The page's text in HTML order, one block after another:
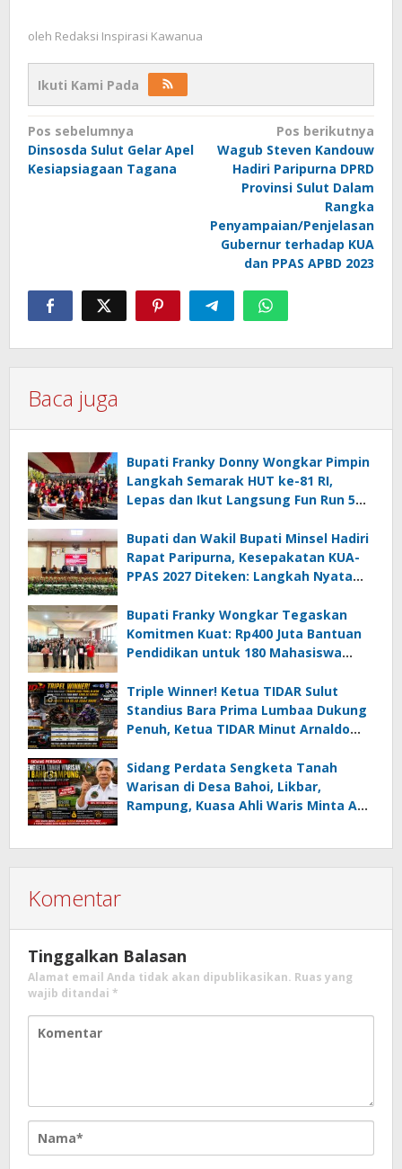
oleh Redaksi Inspirasi Kawanua
Ikuti Kami Pada
Navigasi
pos
Pos sebelumnya
Dinsosda Sulut Gelar Apel
Kesiapsiagaan Tagana
Pos berikutnya
Wagub Steven Kandouw
Hadiri Paripurna DPRD
Provinsi Sulut Dalam
Rangka
Penyampaian/Penjelasan
Gubernur terhadap KUA
dan PPAS APBD 2023
Baca juga
Bupati Franky Donny Wongkar Pimpin
Langkah Semarak HUT ke-81 RI,
Lepas dan Ikut Langsung Fun Run 5
Bupati dan Wakil Bupati Minsel Hadiri
Rapat Paripurna, Kesepakatan KUA-
PPAS 2027 Diteken: Langkah Nyata
Bupati Franky Wongkar Tegaskan
Komitmen Kuat: Rp400 Juta Bantuan
Pendidikan untuk 180 Mahasiswa
Triple Winner! Ketua TIDAR Sulut
Standius Bara Prima Lumbaa Dukung
Penuh, Ketua TIDAR Minut Arnaldo
05 MC JOE Sapu Bersih Tiga Gelar
Juara Umum
Sidang Perdata Sengketa Tanah
Warisan di Desa Bahoi, Likbar,
Rampung, Kuasa Ahli Waris Minta APH
Komentar
Tinggalkan Balasan
Alamat email Anda tidak akan dipublikasikan. Ruas yang
wajib ditandai *